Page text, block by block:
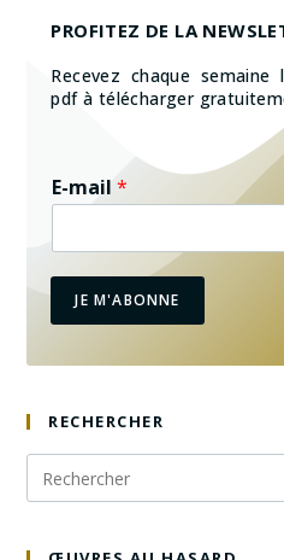
PROFITEZ DE LA
Recevez chaque
pdf à télécharger
E-mail*
JE M'ABONNE
RECHERCHER